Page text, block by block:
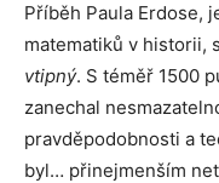
Příběh Paula Erdose,
matematiků v historii,
vtipný. S téměř 1500
zanechal
pravděpodobnosti a
byl… přinejmenším